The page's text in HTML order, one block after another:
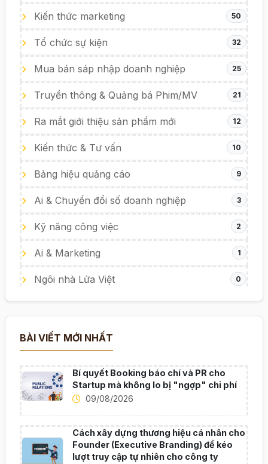
Kiến thức marketing 50
Tổ chức sự kiện 32
Mua bán sáp nhập doanh nghiệp 25
Truyền thông & Quảng bá Phim/MV 21
Ra mắt giới thiệu sản phẩm mới 12
Kiến thức & Tư vấn 10
Bảng hiệu quảng cáo 9
Ai & Chuyển đổi số doanh nghiệp 3
Kỹ năng công việc 2
Ai & Marketing 1
Ngôi nhà Lửa Việt 0
BÀI VIẾT MỚI NHẤT
Bí quyết Booking báo chí và PR cho
Startup mà không lo bị "ngợp" chi phí
09/08/2026
Cách xây dựng thương hiệu cá nhân cho
Founder (Executive Branding) để kéo
lượt truy cập tự nhiên cho công ty